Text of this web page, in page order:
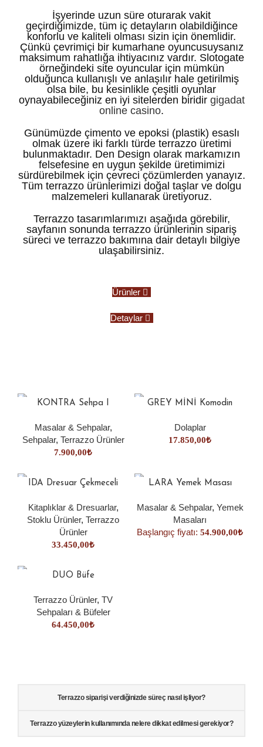
İşyerinde uzun süre oturarak vakit
geçirdiğimizde, tüm iç detayların olabildiğince
konforlu ve kaliteli olması sizin için önemlidir.
Çünkü çevrimiçi bir kumarhane oyuncusuysanız
maksimum rahatlığa ihtiyacınız vardır. Slotogate
örneğindeki site oyuncular için mümkün
olduğunca kullanışlı ve anlaşılır hale getirilmiş
olsa bile, bu kesinlikle çeşitli oyunlar
oynayabileceğiniz en iyi sitelerden biridir gigadat
online casino.
Günümüzde çimento ve epoksi (plastik) esaslı
olmak üzere iki farklı türde terrazzo üretimi
bulunmaktadır. Den Design olarak markamızın
felsefesine en uygun şekilde üretimimizi
sürdürebilmek için çevreci çözümlerden yanayız.
Tüm terrazzo ürünlerimizi doğal taşlar ve dolgu
malzemeleri kullanarak üretiyoruz.
Terrazzo tasarımlarımızı aşağıda görebilir,
sayfanın sonunda terrazzo ürünlerinin sipariş
süreci ve terrazzo bakımına dair detaylı bilgiye
ulaşabilirsiniz.
Ürünler
Detaylar
KONTRA Sehpa I
Masalar & Sehpalar,
Sehpalar, Terrazzo Ürünler
7.900,00₺
GREY MİNİ Komodin
Dolaplar
17.850,00₺
IDA Dresuar Çekmeceli
Kitaplıklar & Dresuarlar,
Stoklu Ürünler, Terrazzo
Ürünler
33.450,00₺
LARA Yemek Masası
Masalar & Sehpalar, Yemek
Masaları
Başlangıç fiyatı: 54.900,00₺
DUO Büfe
Terrazzo Ürünler, TV
Sehpaları & Büfeler
64.450,00₺
Terrazzo siparişi verdiğinizde süreç nasıl işliyor?
Terrazzo yüzeylerin kullanımında nelere dikkat edilmesi gerekiyor?